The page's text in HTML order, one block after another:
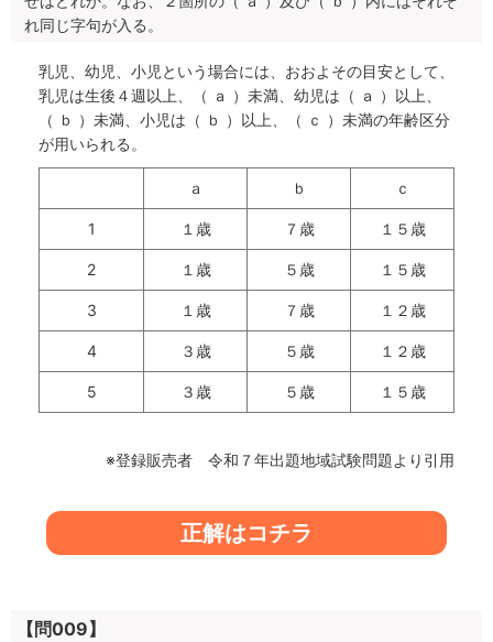
れ同じ字句が入る。
乳児、幼児、小児という場合には、おおよその目安として、
乳児は生後４週以上、（ ａ ）未満、幼児は（ ａ ）以上、
（ ｂ ）未満、小児は（ ｂ ）以上、（ ｃ ）未満の年齢区分
が用いられる。
ａ ｂ ｃ
1 １歳 ７歳 １５歳
2 １歳 ５歳 １５歳
3 １歳 ７歳 １２歳
4 ３歳 ５歳 １２歳
5 ３歳 ５歳 １５歳
※登録販売者 令和７年出題地域試験問題より引用
正解はコチラ
【問009】